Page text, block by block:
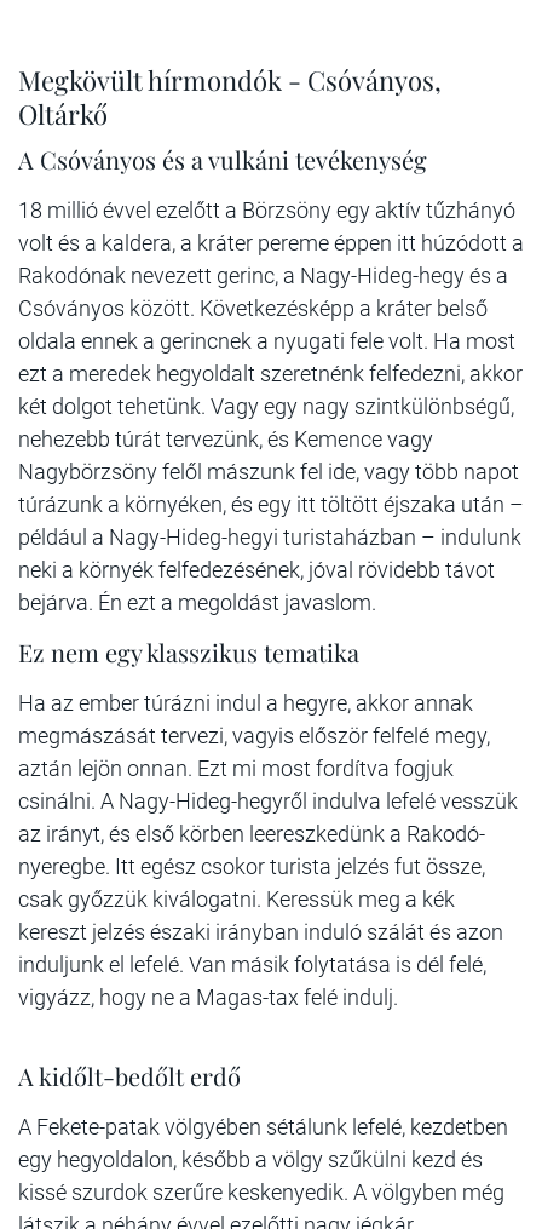
Megkövült hírmondók - Csóványos,
Oltárkő
A Csóványos és a vulkáni tevékenység
18 millió évvel ezelőtt a Börzsöny egy aktív tűzhányó
volt és a kaldera, a kráter pereme éppen itt húzódott a
Rakodónak nevezett gerinc, a Nagy-Hideg-hegy és a
Csóványos között. Következésképp a kráter belső
oldala ennek a gerincnek a nyugati fele volt. Ha most
ezt a meredek hegyoldalt szeretnénk felfedezni, akkor
két dolgot tehetünk. Vagy egy nagy szintkülönbségű,
nehezebb túrát tervezünk, és Kemence vagy
Nagybörzsöny felől mászunk fel ide, vagy több napot
túrázunk a környéken, és egy itt töltött éjszaka után –
például a Nagy-Hideg-hegyi turistaházban – indulunk
neki a környék felfedezésének, jóval rövidebb távot
bejárva. Én ezt a megoldást javaslom.
Ez nem egy klasszikus tematika
Ha az ember túrázni indul a hegyre, akkor annak
megmászását tervezi, vagyis először felfelé megy,
aztán lejön onnan. Ezt mi most fordítva fogjuk
csinálni. A Nagy-Hideg-hegyről indulva lefelé vesszük
az irányt, és első körben leereszkedünk a Rakodó-
nyeregbe. Itt egész csokor turista jelzés fut össze,
csak győzzük kiválogatni. Keressük meg a kék
kereszt jelzés északi irányban induló szálát és azon
induljunk el lefelé. Van másik folytatása is dél felé,
vigyázz, hogy ne a Magas-tax felé indulj.
A kidőlt-bedőlt erdő
A Fekete-patak völgyében sétálunk lefelé, kezdetben
egy hegyoldalon, később a völgy szűkülni kezd és
kissé szurdok szerűre keskenyedik. A völgyben még